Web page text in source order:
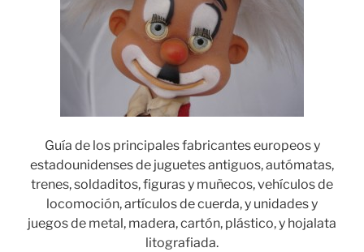
Guía de los principales fabricantes europeos y
estadounidenses de juguetes antiguos, autómatas,
trenes, soldaditos, figuras y muñecos, vehículos de
locomoción, artículos de cuerda, y unidades y
juegos de metal, madera, cartón, plástico, y hojalata
litografiada.